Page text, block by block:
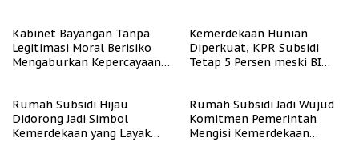
Kabinet Bayangan Tanpa
Legitimasi Moral Berisiko
Mengaburkan Kepercayaan
Kemerdekaan Hunian
Diperkuat, KPR Subsidi
Tetap 5 Persen meski BI
Rumah Subsidi Hijau
Didorong Jadi Simbol
Kemerdekaan yang Layak
Rumah Subsidi Jadi Wujud
Komitmen Pemerintah
Mengisi Kemerdekaan